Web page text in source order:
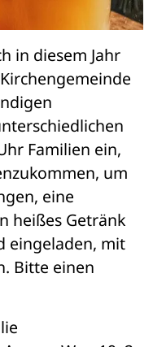
in diesem Jahr
Familien ein,
um
eine
heißes Getränk
eingeladen, mit
Bitte einen